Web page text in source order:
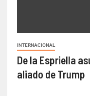
INTERNACIONAL
De la Espriella
aliado de Trump